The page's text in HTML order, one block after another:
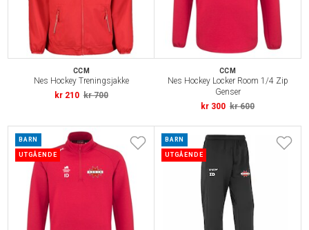
CCM
Nes Hockey Treningsjakke
kr 210 kr 700
CCM
Nes Hockey Locker Room 1/4 Zip
Genser
kr 300 kr 600
BARN
UTGÅENDE
BARN
UTGÅENDE